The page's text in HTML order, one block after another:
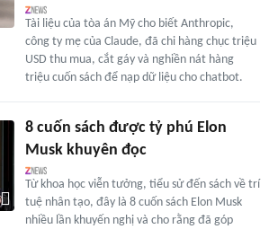
Tài liệu của tòa án Mỹ cho biết Anthropic,
công ty mẹ của Claude, đã chi hàng chục triệu
USD thu mua, cắt gáy và nghiền nát hàng
triệu cuốn sách để nạp dữ liệu cho chatbot.
8 cuốn sách được tỷ phú Elon
Musk khuyên đọc
Từ khoa học viễn tưởng, tiểu sử đến sách về trí
tuệ nhân tạo, đây là 8 cuốn sách Elon Musk
nhiều lần khuyến nghị và cho rằng đã góp